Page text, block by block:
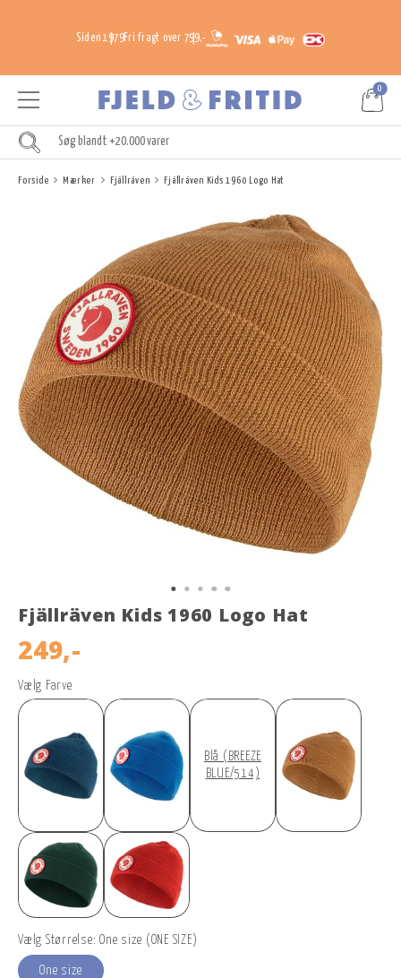
Siden 1979Fri fragt over 799,-
0
Forside Mærker Fjällräven Fjällräven Kids 1960 Logo Hat
Fjällräven Kids 1960 Logo Hat
249,-
Vælg Farve
Blå (BREEZE
BLUE/514)
Vælg Størrelse: One size (ONE SIZE)
One size